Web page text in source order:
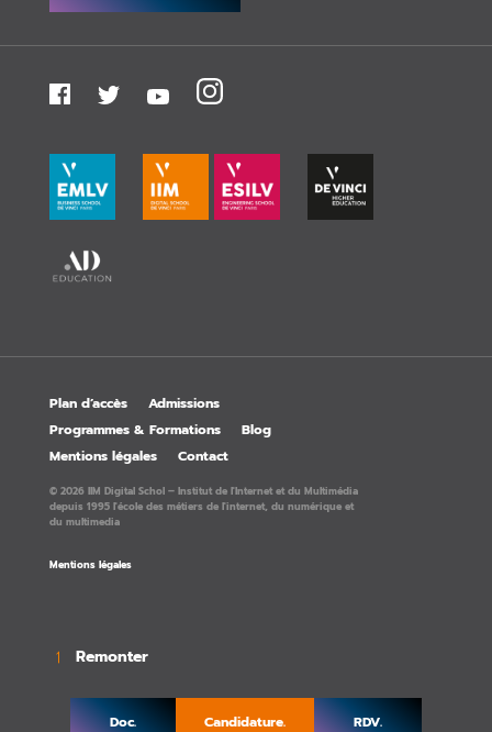
Doc. Candidature. RDV.
Plan d’accès
Admissions
Programmes & Formations
Blog
Mentions légales
Contact
© 2026 IIM Digital Schol – Institut de l'Internet et du Multimédia
depuis 1995 l'école des métiers de l'internet, du numérique et
du multimedia
Mentions légales
→ Remonter